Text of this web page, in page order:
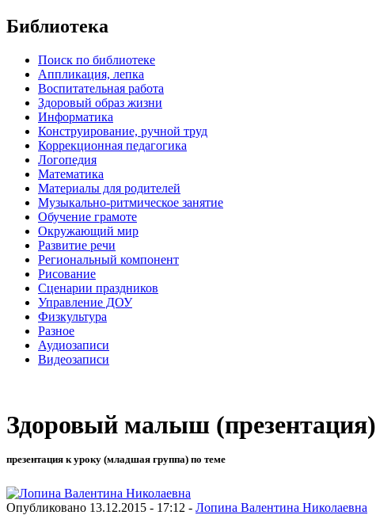
Библиотека
Поиск по библиотеке
Аппликация, лепка
Воспитательная работа
Здоровый образ жизни
Информатика
Конструирование, ручной труд
Коррекционная педагогика
Логопедия
Математика
Материалы для родителей
Музыкально-ритмическое занятие
Обучение грамоте
Окружающий мир
Развитие речи
Региональный компонент
Рисование
Сценарии праздников
Управление ДОУ
Физкультура
Разное
Аудиозаписи
Видеозаписи
Здоровый малыш (презентация)
презентация к уроку (младшая группа) по теме
Опубликовано 13.12.2015 - 17:12 - Лопина Валентина Николаевна